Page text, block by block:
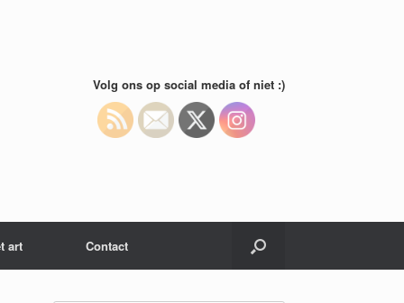
Volg ons op social media of niet :)
art Contact